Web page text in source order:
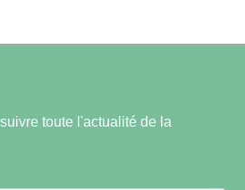
toute l'actualité de la